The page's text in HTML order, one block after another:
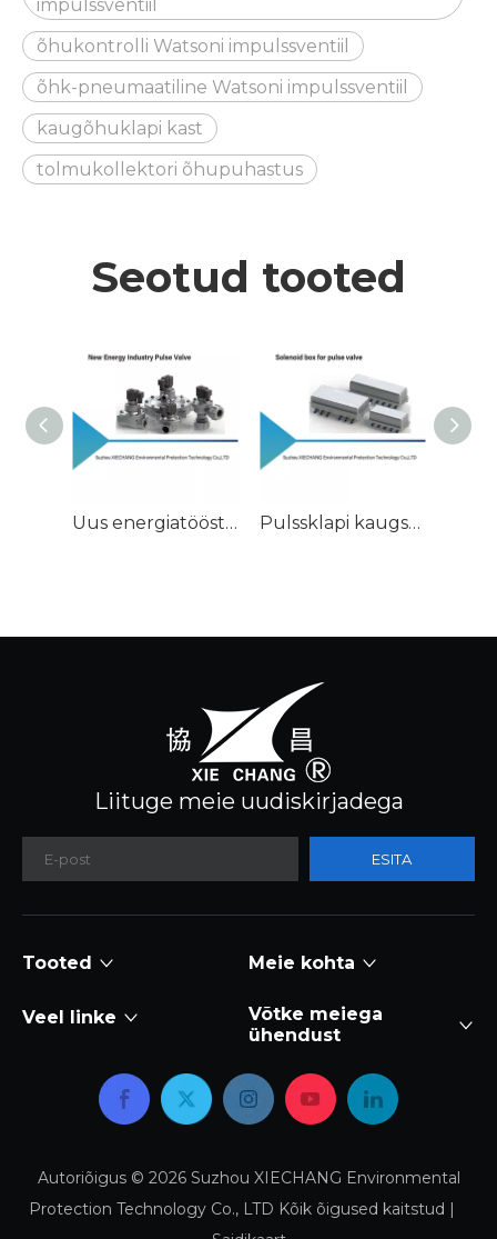
impulssventiil
õhukontrolli Watsoni impulssventiil
õhk-pneumaatiline Watsoni impulssventiil
kaugõhuklapi kast
tolmukollektori õhupuhastus
Seotud tooted
Uus energiatööstuses kasutatud impulssklapp Pulssklapi kaugsolenoidkarp
Liituge meie uudiskirjadega
ESITA
Tooted Meie kohta
Veel linke
Võtke meiega
ühendust
Autoriõigus © 2026Suzhou XIECHANG Environmental
Protection Technology Co., LTD Kõik õigused kaitstud |